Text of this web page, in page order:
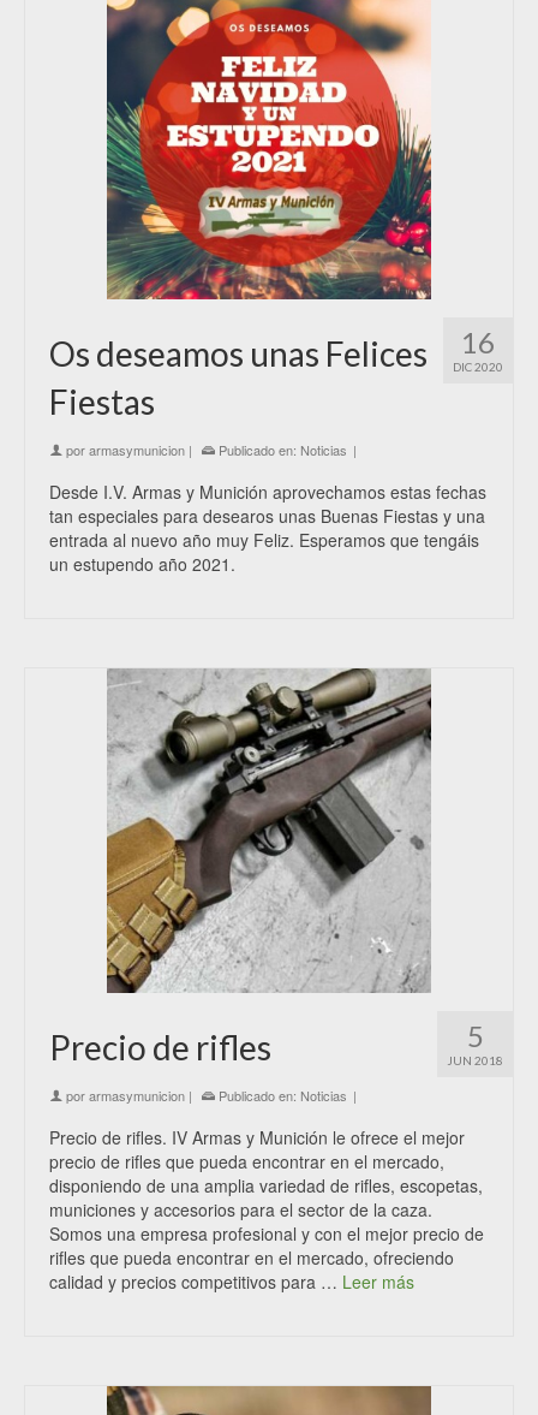
16
DIC 2020
Os deseamos unas Felices
Fiestas
porarmasymunicion | Publicado en: Noticias |
Desde I.V. Armas y Munición aprovechamos estas fechas
tan especiales para desearos unas Buenas Fiestas y una
entrada al nuevo año muy Feliz. Esperamos que tengáis
un estupendo año 2021.
5
JUN 2018
Precio de rifles
porarmasymunicion | Publicado en: Noticias |
Precio de rifles. IV Armas y Munición le ofrece el mejor
precio de rifles que pueda encontrar en el mercado,
disponiendo de una amplia variedad de rifles, escopetas,
municiones y accesorios para el sector de la caza.
Somos una empresa profesional y con el mejor precio de
rifles que pueda encontrar en el mercado, ofreciendo
calidad y precios competitivos para … Leer más